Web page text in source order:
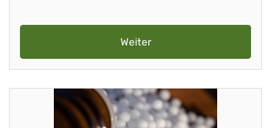
Weiter